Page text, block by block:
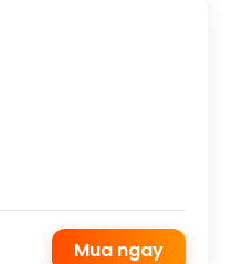
Mua ngay